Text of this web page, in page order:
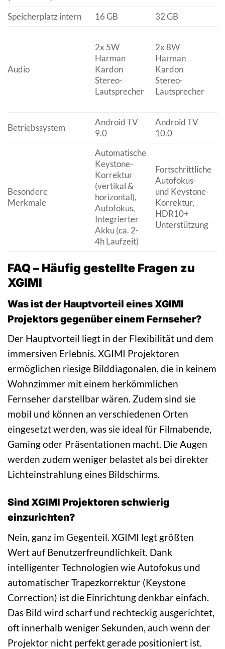
Speicherplatz intern
16 GB 32 GB
Audio
2x 5W
Harman
Kardon
Stereo-
Lautsprecher
2x 8W
Harman
Kardon
Stereo-
Lautsprecher
Betriebssystem
Android TV
9.0
Android TV
10.0
Besondere
Merkmale
Automatische
Keystone-
Korrektur
(vertikal &
horizontal),
Autofokus,
Integrierter
Akku (ca. 2-
4h Laufzeit)
Fortschrittliche
Autofokus-
und Keystone-
Korrektur,
HDR10+
Unterstützung
FAQ – Häufig gestellte Fragen zu
XGIMI
Was ist der Hauptvorteil eines XGIMI
Projektors gegenüber einem Fernseher?
Der Hauptvorteil liegt in der Flexibilität und dem
immersiven Erlebnis. XGIMI Projektoren
ermöglichen riesige Bilddiagonalen, die in keinem
Wohnzimmer mit einem herkömmlichen
Fernseher darstellbar wären. Zudem sind sie
mobil und können an verschiedenen Orten
eingesetzt werden, was sie ideal für Filmabende,
Gaming oder Präsentationen macht. Die Augen
werden zudem weniger belastet als bei direkter
Lichteinstrahlung eines Bildschirms.
Sind XGIMI Projektoren schwierig
einzurichten?
Nein, ganz im Gegenteil. XGIMI legt größten
Wert auf Benutzerfreundlichkeit. Dank
intelligenter Technologien wie Autofokus und
automatischer Trapezkorrektur (Keystone
Correction) ist die Einrichtung denkbar einfach.
Das Bild wird scharf und rechteckig ausgerichtet,
oft innerhalb weniger Sekunden, auch wenn der
Projektor nicht perfekt gerade positioniert ist.